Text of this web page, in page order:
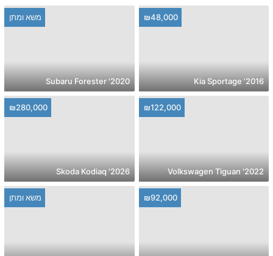
₪48,000
2016' Kia Sportage
משא ומתן
2020' Subaru Forester
₪122,000
2022' Volkswagen Tiguan
₪280,000
2026' Skoda Kodiaq
₪92,000 משא ומתן